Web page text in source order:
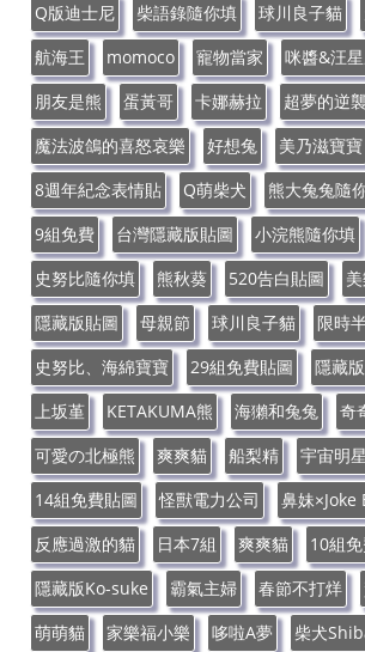
Q版迪士尼
柴語錄隨你填 球川良子貓
航海王
momoco 寵物當家 咪醬&汪
朋友是熊
蛋黃哥 卡娜赫拉
超夢的逆襲
魔法波鴿的喜怒哀樂
好想兔 美乃滋寶寶
8週年紀念表情貼
Q萌柴犬 熊大兔兔隨
9組免費
台灣隱藏版貼圖 小浣熊隨你填
史努比隨你填
熊秋葵 520告白貼圖
隱藏版貼圖
母親節 球川良子貓
限時
史努比、海綿寶寶
29組免費貼圖 隱藏
上坂堇
KETAKUMA熊 海獺和兔兔 奇
可愛の北極熊
爽爽貓 船梨精 宇宙明
14組免費貼圖
怪獸電力公司 鼻妹×Joke
反應過激的貓
日本7組 爽爽貓
10組
隱藏版Ko-suke
霸氣主婦 春節不打烊
萌萌貓
家樂福小樂 哆啦A夢
柴犬